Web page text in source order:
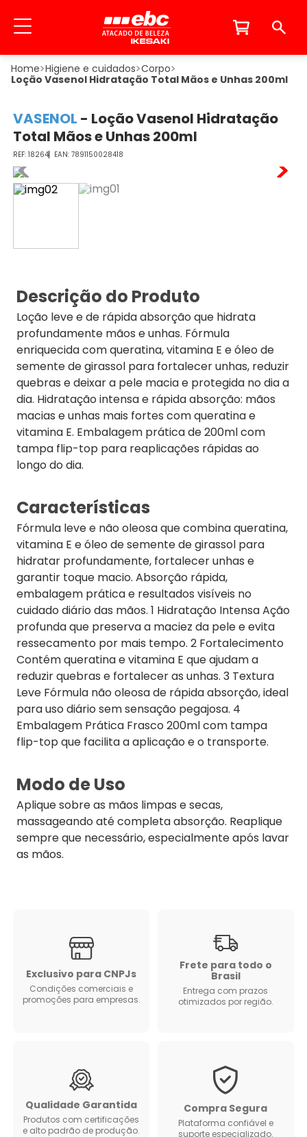
Higiene e cuidados Corpo
Loção Vasenol Hidratação Total Mãos e Unhas 200ml
VASENOL - Loção Vasenol Hidratação
Total Mãos e Unhas 200ml
18264 7891150028418
Descrição do Produto
Loção leve e de rápida absorção que hidrata
profundamente mãos e unhas. Fórmula
enriquecida com queratina, vitamina E e óleo de
semente de girassol para fortalecer unhas, reduzir
quebras e deixar a pele macia e protegida no dia a
dia. Hidratação intensa e rápida absorção: mãos
macias e unhas mais fortes com queratina e
vitamina E. Embalagem prática de 200ml com
tampa flip-top para reaplicações rápidas ao
longo do dia.
Características
Fórmula leve e não oleosa que combina queratina,
vitamina E e óleo de semente de girassol para
hidratar profundamente, fortalecer unhas e
garantir toque macio. Absorção rápida,
embalagem prática e resultados visíveis no
cuidado diário das mãos. 1 Hidratação Intensa Ação
profunda que preserva a maciez da pele e evita
ressecamento por mais tempo. 2 Fortalecimento
Contém queratina e vitamina E que ajudam a
reduzir quebras e fortalecer as unhas. 3 Textura
Leve Fórmula não oleosa de rápida absorção, ideal
para uso diário sem sensação pegajosa. 4
Embalagem Prática Frasco 200ml com tampa
flip-top que facilita a aplicação e o transporte.
Modo de Uso
Aplique sobre as mãos limpas e secas,
massageando até completa absorção. Reaplique
sempre que necessário, especialmente após lavar
as mãos.
Exclusivo para CNPJs
Condições comerciais e
promoções para empresas.
Frete para todo o
Brasil
Entrega com prazos
otimizados por região.
Qualidade Garantida
Produtos com certificações
e alto padrão de produção.
Compra Segura
Plataforma confiável e
suporte especializado.